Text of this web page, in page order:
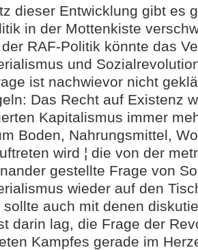
dieser Entwicklung gibt es
in der Mottenkiste
RAF-Politik könnte das
und
ist nachwievor nicht
Das Recht auf Existenz
Kapitalismus immer
Boden, Nahrungsmittel,
wird ¦ die von der
gestellte Frage von
wieder auf den
sollte auch mit denen
darin lag, die Frage der
Kampfes gerade im